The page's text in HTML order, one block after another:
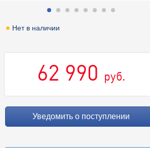
Нет в наличии
62 990 руб.
Уведомить о поступлении